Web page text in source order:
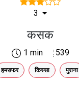
3
कसक
1 min 539
हमसफर किस्सा पुराना